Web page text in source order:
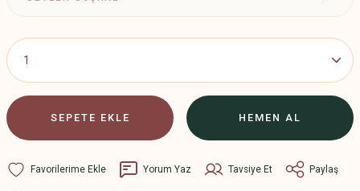
SEPETE EKLE HEMEN AL
Yorum Yaz Tavsiye Et Paylaş